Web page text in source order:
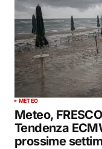
METEO
Meteo,
Tendenza
prossime